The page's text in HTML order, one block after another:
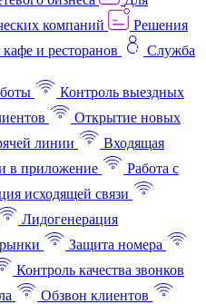
компаний
Решения
и ресторанов
Служба
Контроль выездных
Открытие новых
линии
Входящая
в приложение
Работа с
исходящей связи
Лидогенерация
Защита номера
Контроль качества звонков
Обзвон клиентов